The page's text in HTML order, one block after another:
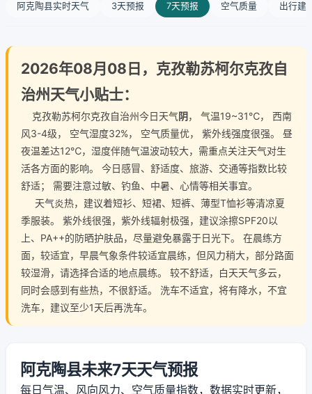
阿克陶县实时天气 3天预报 7天预报 空气质量 出行建
2026年08月08日，克孜勒苏柯尔克孜自
治州天气小贴士：
克孜勒苏柯尔克孜自治州今日天气阴， 气温19~31℃， 西南
风3-4级， 空气湿度32%， 空气质量优， 紫外线强度很强。 昼
夜温差达12℃，湿度伴随气温波动较大，需重点关注天气对生
活各方面的影响。 今日感冒、舒适度、旅游、交通等指数比较
舒适； 需要注意过敏、钓鱼、中暑、心情等相关事宜。
天气炎热，建议着短衫、短裙、短裤、薄型T恤衫等清凉夏
季服装。 紫外线很强，紫外线辐射极强，建议涂擦SPF20以
上、PA++的防晒护肤品，尽量避免暴露于日光下。 在晨练方
面，较适宜，早晨气象条件较适宜晨练，但风力稍大，部分路面
较湿滑，请选择合适的地点晨练。 较不舒适，白天天气多云，
同时会感到有些热，不很舒适。 洗车不适宜，将有降水，不宜
洗车，建议至少1天后再洗车。
阿克陶县未来7天天气预报
每日气温、风向风力、空气质量指数，数据实时更新，